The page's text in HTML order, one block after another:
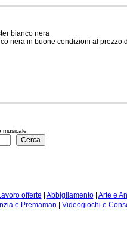
bianco nera
nera in buone condizioni al prezzo
musicale
offerte Abbigliamento| Arte e
e Premaman Videogiochi e